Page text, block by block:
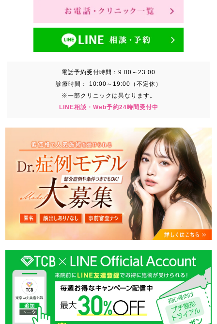
電話予約受付時間： 9:00～23:00
診療時間：
10:00～19:00（不定休）
※一部クリニックは異なります。
LINE相談・Web予約24時間受付中